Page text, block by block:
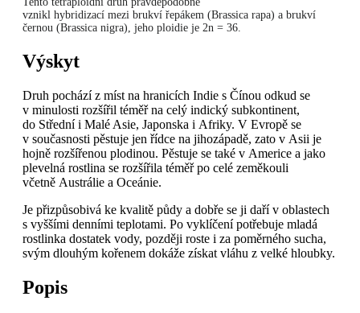
vznikl hybridizací mezi brukví řepákem (Brassica rapa) a brukví
černou (Brassica nigra), jeho ploidie je 2n = 36.
Výskyt
Druh pochází z míst na hranicích Indie s Čínou odkud se
v minulosti rozšířil téměř na celý indický subkontinent,
do Střední i Malé Asie, Japonska i Afriky. V Evropě se
v současnosti pěstuje jen řídce na jihozápadě, zato v Asii je
hojně rozšířenou plodinou. Pěstuje se také v Americe a jako
plevelná rostlina se rozšířila téměř po celé zeměkouli
včetně Austrálie a Oceánie.
Je přizpůsobivá ke kvalitě půdy a dobře se ji daří v oblastech
s vyššími denními teplotami. Po vyklíčení potřebuje mladá
rostlinka dostatek vody, později roste i za poměrného sucha,
svým dlouhým kořenem dokáže získat vláhu z velké hloubky.
Popis